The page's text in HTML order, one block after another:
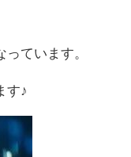
っています。
す♪